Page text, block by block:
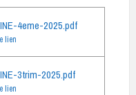
4eme-2025.pdf
lien
3trim-2025.pdf
lien